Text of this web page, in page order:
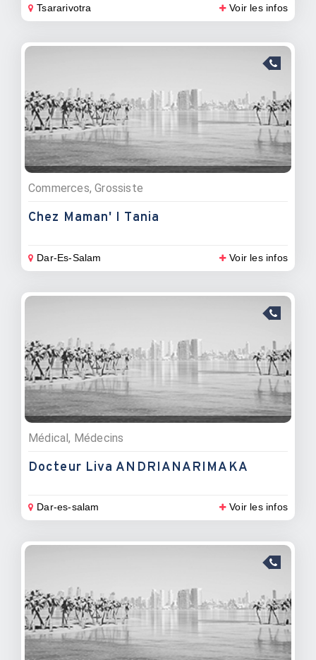
Tsararivotra Voir les infos
Commerces, Grossiste
Chez Maman' I Tania
Dar-Es-Salam Voir les infos
Médical, Médecins
Docteur Liva ANDRIANARIMAKA
Dar-es-salam Voir les infos